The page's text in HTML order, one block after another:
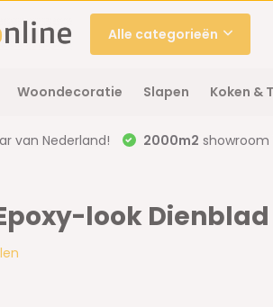
Alle categorieën
Woondecoratie Slapen Koken &
van Nederland! 2000m2 showroom
Epoxy-look